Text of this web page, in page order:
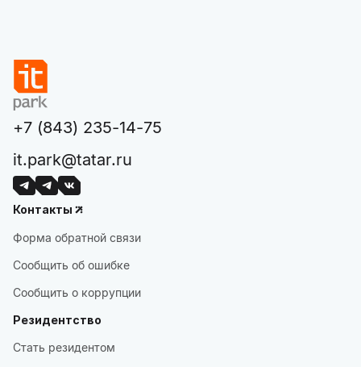
+7 (843) 235-14-75
it.park@tatar.ru
Контакты
Форма обратной связи
Сообщить об ошибке
Сообщить о коррупции
Резидентство
Стать резидентом